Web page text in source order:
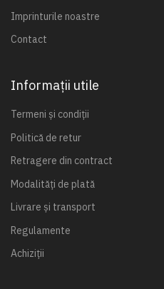
Imprinturile noastre
Contact
Informații utile
Termeni și condiții
Politică de retur
Retragere din contract
Modalități de plată
Livrare și transport
Regulamente
Achiziții